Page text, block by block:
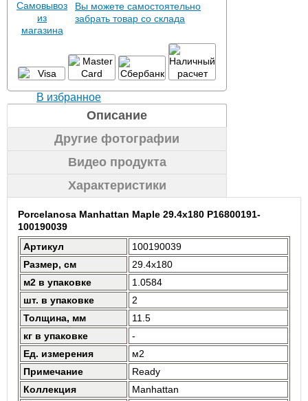
Вы можете самостоятельно
забрать товар со склада
В избранное
Описание
Другие фотографии
Видео продукта
Характеристики
Porcelanosa Manhattan Maple 29.4x180 P16800191-
100190039
Артикул
100190039
Размер, см
29.4x180
м2 в упаковке
1.0584
шт. в упаковке
2
Толщина, мм
11.5
кг в упаковке
-
Ед. измерения
м2
Примечание
Ready
Коллекция
Manhattan